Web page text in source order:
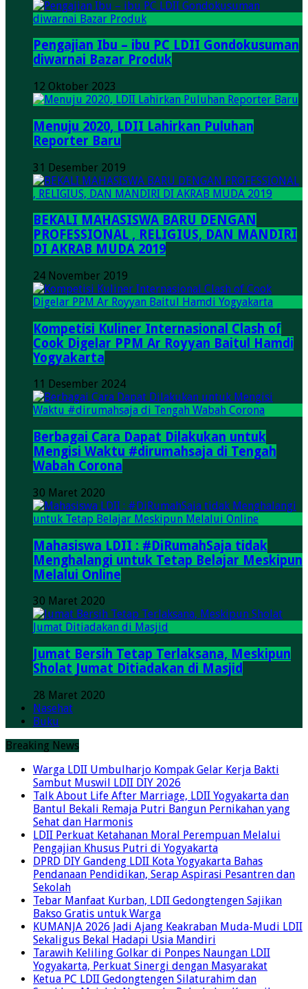
Pengajian Ibu – ibu PC LDII Gondokusuman
diwarnai Bazar Produk
12 Oktober 2023
Menuju 2020, LDII Lahirkan Puluhan
Reporter Baru
31 Desember 2019
BEKALI MAHASISWA BARU DENGAN
PROFESSIONAL , RELIGIUS, DAN MANDIRI
DI AKRAB MUDA 2019
24 November 2019
Kompetisi Kuliner Internasional Clash of
Cook Digelar PPM Ar Royyan Baitul Hamdi
Yogyakarta
11 Desember 2024
Berbagai Cara Dapat Dilakukan untuk
Mengisi Waktu #dirumahsaja di Tengah
Wabah Corona
30 Maret 2020
Mahasiswa LDII : #DiRumahSaja tidak
Menghalangi untuk Tetap Belajar Meskipun
Melalui Online
30 Maret 2020
Jumat Bersih Tetap Terlaksana, Meskipun
Sholat Jumat Ditiadakan di Masjid
28 Maret 2020
Nasehat
Buku
Breaking News
Warga LDII Umbulharjo Kompak Gelar Kerja Bakti
Sambut Muswil LDII DIY 2026
Talk About Life After Marriage, LDII Yogyakarta dan
Bantul Bekali Remaja Putri Bangun Pernikahan yang
Sehat dan Harmonis
LDII Perkuat Ketahanan Moral Perempuan Melalui
Pengajian Khusus Putri di Yogyakarta
DPRD DIY Gandeng LDII Kota Yogyakarta Bahas
Pendanaan Pendidikan, Serap Aspirasi Pesantren dan
Sekolah
Tebar Manfaat Kurban, LDII Gedongtengen Sajikan
Bakso Gratis untuk Warga
KUMANJA 2026 Jadi Ajang Keakraban Muda-Mudi LDII
Sekaligus Bekal Hadapi Usia Mandiri
Tarawih Keliling Golkar di Ponpes Naungan LDII
Yogyakarta, Perkuat Sinergi dengan Masyarakat
Ketua PC LDII Gedongtengen Silaturahim dan